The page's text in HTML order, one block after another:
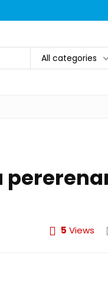
All categories
5 Views